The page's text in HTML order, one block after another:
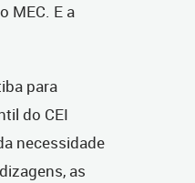
MEC. E a
para
do CEI
necessidade
as